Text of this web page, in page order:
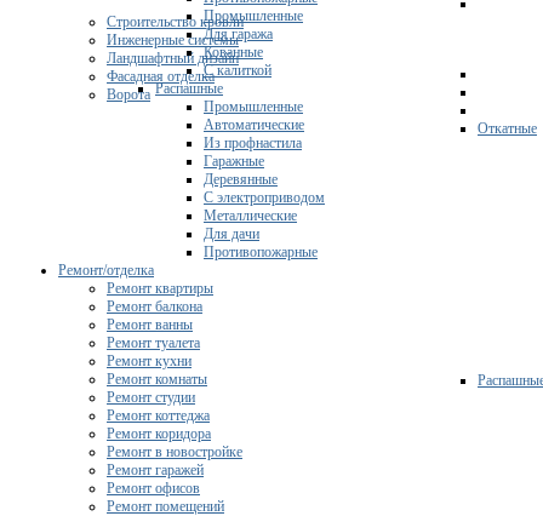
Строительство кровли
Инженерные системы
Ландшафтный дизайн
Фасадная отделка
Ворота
Откатные
Промышленные
Для гаража
Кованные
С калиткой
Распашные
Промышленные
Автоматические
Из профнастила
Гаражные
Деревянные
С электроприводом
Металлические
Для дачи
Противопожарные
Ремонт/отделка
Ремонт квартиры
Ремонт балкона
Ремонт ванны
Ремонт туалета
Ремонт кухни
Ремонт комнаты
Ремонт студии
Ремонт коттеджа
Ремонт коридора
Ремонт в новостройке
Ремонт гаражей
Ремонт офисов
Ремонт помещений